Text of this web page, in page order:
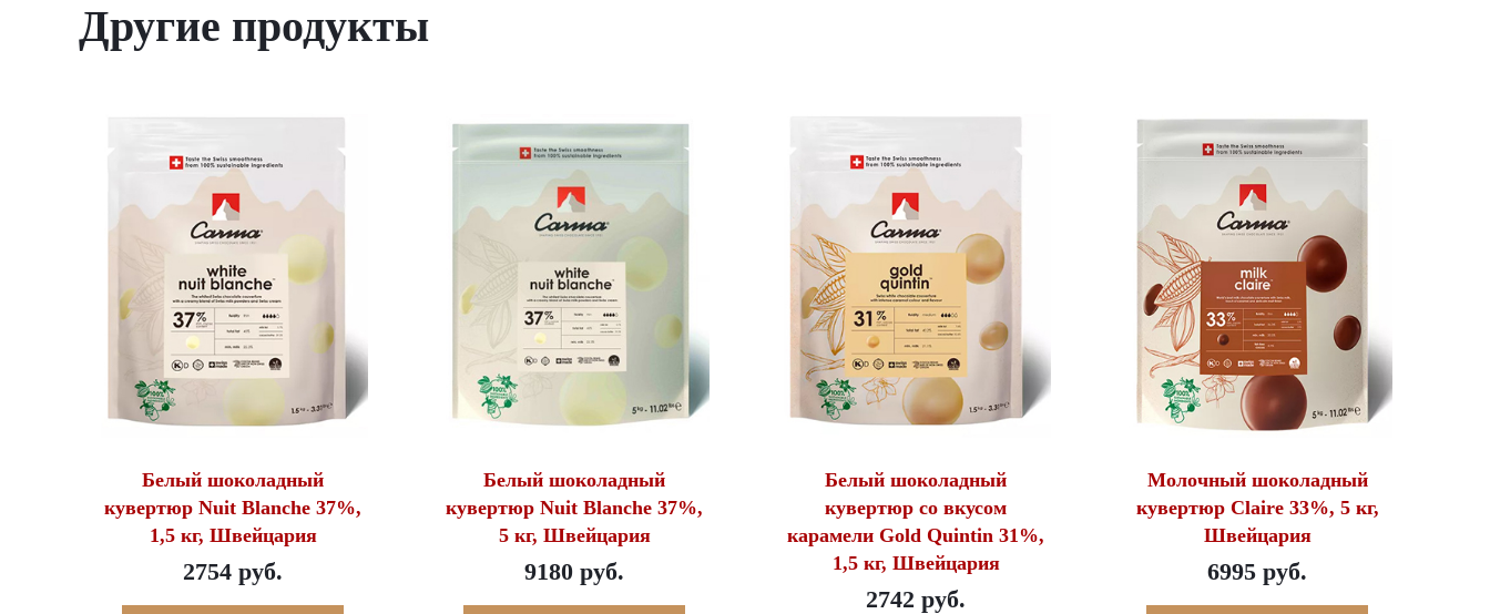
Другие продукты
Белый шоколадный
кувертюр Nuit Blanche 37%,
1,5 кг, Швейцария
2754 руб.
Белый шоколадный
кувертюр Nuit Blanche 37%,
5 кг, Швейцария
9180 руб.
Белый шоколадный
кувертюр со вкусом
карамели Gold Quintin 31%,
1,5 кг, Швейцария
2742 руб.
Молочный шоколадный
кувертюр Claire 33%, 5 кг,
Швейцария
6995 руб.